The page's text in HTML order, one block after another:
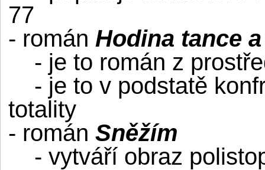
77
- román Hodina tance
- je to román z
- je to v podstatě
totality
- román Sněžím
- vytváří obraz